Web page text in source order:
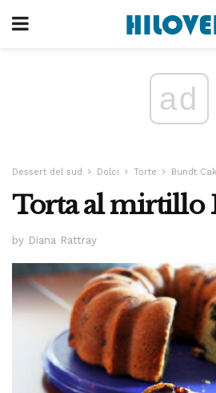
ad
Dessert del sud Dolci Torte Bundt
Torta al mirtillo
by Diana Rattray